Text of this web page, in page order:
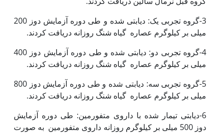
3-گروه تجربی یک: دیابتی شده و طی دوره آزمایش دوز 200
میلی بر کیلوگرم عصاره گیاه شنگ روزانه دریافت کردند.
4-گروه تجربی دو: دیابتی شده و طی دوره آزمایش دوز 400
میلی بر کیلوگرم عصاره گیاه شنگ روزانه دریافت کردند.
5-گروه تجربی سه: دیابتی شده و طی دوره آزمایش دوز 800
میلی بر کیلوگرم عصاره گیاه شنگ روزانه دریافت کردند.
6-دیابتی تیمار شده با داروی متفورمین: طی دوره آزمایش
دوز 500 میلی بر کیلوگرم روزانه داروی متفورمین به صورت